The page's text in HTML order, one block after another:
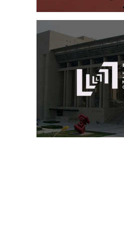
中国科学
机构组织
博物馆展厅设
展厅空间设计
北
企业展厅设计